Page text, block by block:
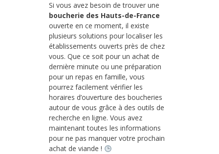
Si vous avez besoin de trouver une
boucherie des Hauts-de-France
ouverte en ce moment, il existe
plusieurs solutions pour localiser les
établissements ouverts près de chez
vous. Que ce soit pour un achat de
dernière minute ou une préparation
pour un repas en famille, vous
pourrez facilement vérifier les
horaires d’ouverture des boucheries
autour de vous grâce à des outils de
recherche en ligne. Vous avez
maintenant toutes les informations
pour ne pas manquer votre prochain
achat de viande !